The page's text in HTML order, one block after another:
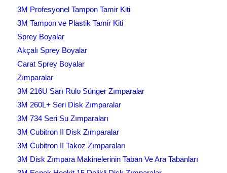
3M Profesyonel Tampon Tamir Kiti
3M Tampon ve Plastik Tamir Kiti
Sprey Boyalar
Akçalı Sprey Boyalar
Carat Sprey Boyalar
Zımparalar
3M 216U Sarı Rulo Sünger Zımparalar
3M 260L+ Seri Disk Zımparalar
3M 734 Seri Su Zımparaları
3M Cubitron II Disk Zımparalar
3M Cubitron II Takoz Zımparaları
3M Disk Zımpara Makinelerinin Taban Ve Ara Tabanları